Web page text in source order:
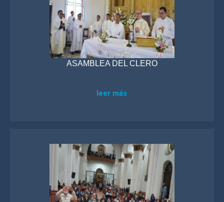
ASAMBLEA DEL CLERO
leer más